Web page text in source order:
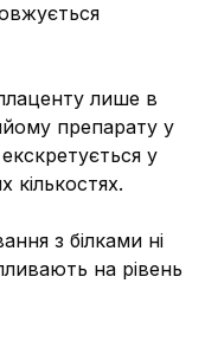
лише в
препарату у
у
кількостях.
з білками ні
на рівень